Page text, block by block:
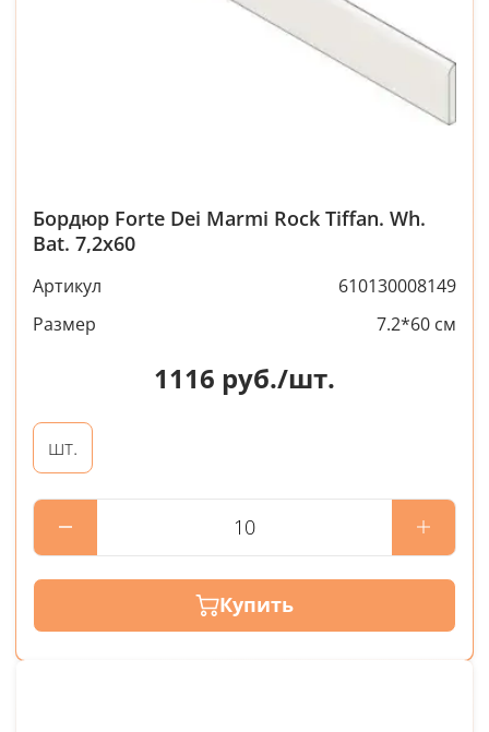
Бордюр Forte Dei Marmi Rock Tiffan. Wh.
Bat. 7,2x60
Артикул
610130008149
Размер
7.2*60 см
1116 руб./шт.
шт.
Купить